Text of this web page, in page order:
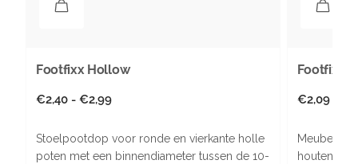
Footfixx Hollow
Normale
€2,40 - €2,99
Stoelpootdop voor ronde en vierkante holle
poten met een binnendiameter tussen de 10-
Footfixx
Normale
€2,09
houten en